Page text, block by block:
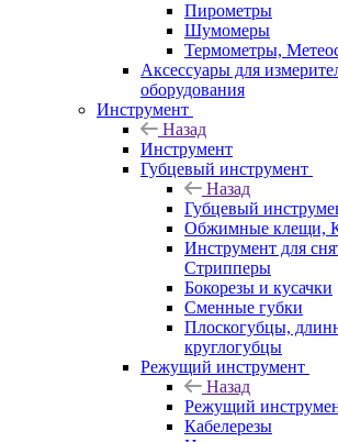
Пирометры
Шумомеры
Термометры,
Аксессуары для
оборудования
Инструмент
Назад
Инструмент
Губцевый инструмент
Назад
Губцевый
Обжимные клещи,
Инструмент для
Стрипперы
Бокорезы и кусачки
Сменные губки
Плоскогубцы,
круглогубцы
Режущий инструмент
Назад
Режущий
Кабелерезы